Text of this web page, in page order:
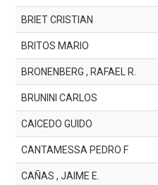
BRIET CRISTIAN
BRITOS MARIO
BRONENBERG , RAFAEL R.
BRUNINI CARLOS
CAICEDO GUIDO
CANTAMESSA PEDRO F
CAÑAS , JAIME E.